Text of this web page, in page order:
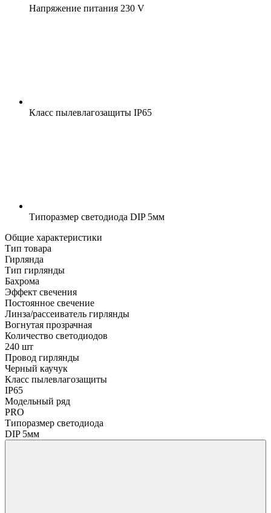
Напряжение питания 230 V
Класс пылевлагозащиты IP65
Типоразмер светодиода DIP 5мм
Общие характеристики
Тип товара
Гирлянда
Тип гирлянды
Бахрома
Эффект свечения
Постоянное свечение
Линза/рассеиватель гирлянды
Вогнутая прозрачная
Количество светодиодов
240 шт
Провод гирлянды
Черный каучук
Класс пылевлагозащиты
IP65
Модельный ряд
PRO
Типоразмер светодиода
DIP 5мм